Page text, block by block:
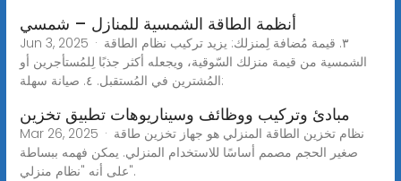
أنظمة الطاقة الشمسية للمنازل – شمسي
Jun 3, 2025 · ٣. قيمة مُضافة لِمنزلك: يزيد تركيب نظام الطاقة
الشمسية من قيمة منزلك السّوقية، ويجعله أكثر جذبًا لِلمُستأجرين أو
المُشترين في المُستقبل. ٤. صيانة سهلة:
مبادئ وتركيب ووظائف وسيناريوهات تطبيق تخزين
Mar 26, 2025 · نظام تخزين الطاقة المنزلي هو جهاز تخزين طاقة
صغير الحجم مصمم أساسًا للاستخدام المنزلي. يمكن فهمه ببساطة
على أنه "نظام منزلي".